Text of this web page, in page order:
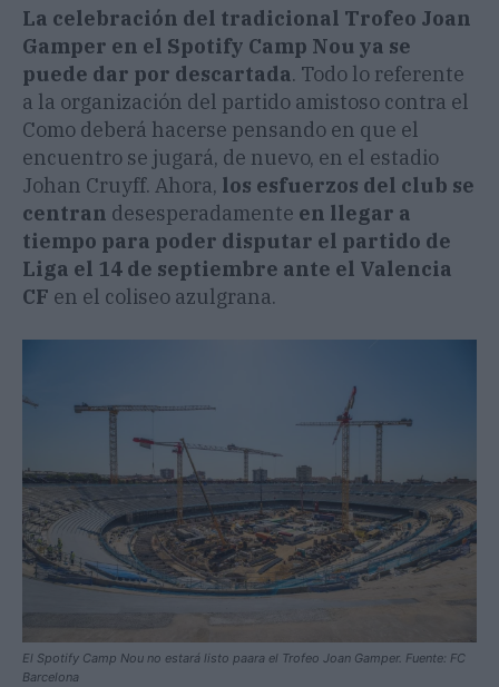
La celebración del tradicional Trofeo Joan
Gamper en el Spotify Camp Nou ya se
puede dar por descartada. Todo lo referente
a la organización del partido amistoso contra el
Como deberá hacerse pensando en que el
encuentro se jugará, de nuevo, en el estadio
Johan Cruyff. Ahora, los esfuerzos del club se
centran desesperadamente en llegar a
tiempo para poder disputar el partido de
Liga el 14 de septiembre ante el Valencia
CF en el coliseo azulgrana.
El Spotify Camp Nou no estará listo paara el Trofeo Joan Gamper. Fuente: FC
Barcelona